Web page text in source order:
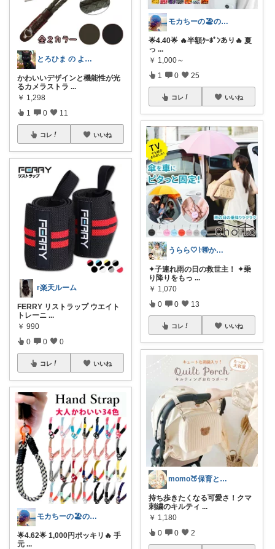
とろひま の よろず屋～お得な商品たち～
かわいいデザインと機能性が光
るカメラストラ ...
￥ 1,298
1 0 11
コレ いいね
r楽天ルーム
FERRY リストラップ ウエイト
トレーニ ...
￥ 990
0 0 0
コレ いいね
モカちーの🏖️のんびりライフ🐈✨
🌟4.62🌟 1,000円ポッキリ🔥 手
元 ...
モカちーの🏖️のんびりライフ🐈✨
🌟4.40🌟 🔥半額ｸｰﾎﾟﾝあり🔥 夏
っ ...
￥ 1,000～
1 0 25
コレ いいね
うらら🤍⌇🉐かわいい暮らし
✦子連れ雨の日の救世主！ ✦乗
り降りをもっ ...
￥ 1,070
0 0 13
コレ いいね
momo🍑保育と育児🍑
持ち歩きたくなる可愛さ！クマ
刺繍のキルティ ...
￥ 1,180
0 0 2